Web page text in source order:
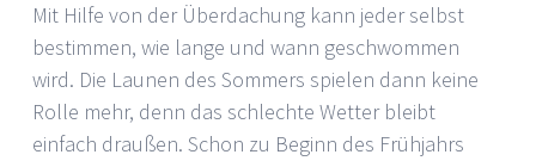
Mit Hilfe von der Überdachung kann jeder selbst
bestimmen, wie lange und wann geschwommen
wird. Die Launen des Sommers spielen dann keine
Rolle mehr, denn das schlechte Wetter bleibt
einfach draußen. Schon zu Beginn des Frühjahrs